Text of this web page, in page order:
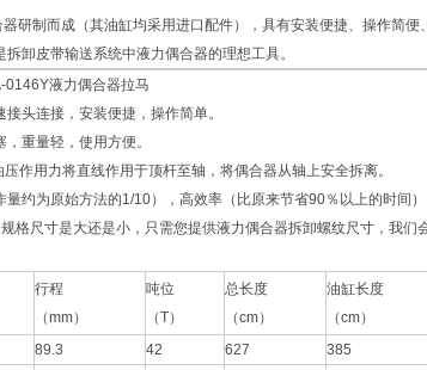
研制而成（其油缸均采用进口配件），具有安装便捷、操作简便
卸皮带输送系统中液力偶合器的理想工具。
头连接，安装便捷，操作简单。
重量轻，使用方便。
作用力将直线作用于顶杆至轴，将偶合器从轴上安全拆离。
约为原始方法的1/10），高效率（比原来节省90％以上的时间
格尺寸是大还是小，只需您提供液力偶合器拆卸螺纹尺寸，我们
行程
（mm）
吨位
（T）
总长度
（cm）
油缸长度
（cm）
89.3 42 627 385